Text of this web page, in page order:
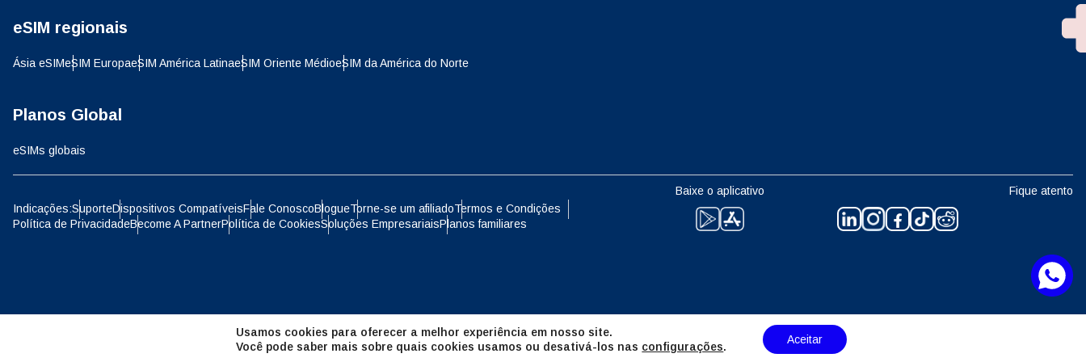
eSIM regionais
Ásia eSIMeSIM EuropaeSIM América LatinaeSIM Oriente MédioeSIM da América do Norte
Planos Global
eSIMs globais
Indicações:SuporteDispositivos CompatíveisFale ConoscoBlogueTorne-se um afiliadoTermos e Condições
Política de PrivacidadeBecome A PartnerPolítica de CookiesSoluções EmpresariaisPlanos familiares
Baixe o aplicativo Fique atento
Polski
简体中文 繁體中文
CAD - Dólar Canadense
CHF - Franco Suíço NZD - Dólar Neozelandês
Usamos cookies para oferecer a melhor experiência em nosso site.
Você pode saber mais sobre quais cookies usamos ou desativá-los nas configurações.
Aceitar